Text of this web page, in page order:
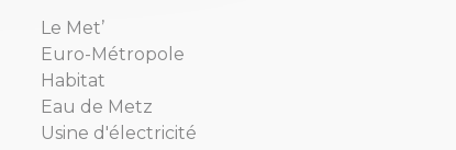
Le Met’
Euro-Métropole
Habitat
Eau de Metz
Usine d'électricité